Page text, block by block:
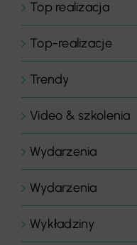
Top realizacja
Top-realizacje
Trendy
Video & szkolenia
Wydarzenia
Wydarzenia
Wykładziny